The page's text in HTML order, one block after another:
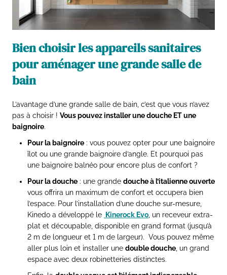
Bien choisir les appareils sanitaires
pour aménager une grande salle de
bain
L’avantage d’une grande salle de bain, c’est que vous n’avez
pas à choisir ! Vous pouvez installer une douche ET une
baignoire.
Pour la baignoire : vous pouvez opter pour une baignoire
îlot ou une grande baignoire d’angle. Et pourquoi pas
une baignoire balnéo pour encore plus de confort ?
Pour la douche : une grande douche à l’italienne ouverte
vous offrira un maximum de confort et occupera bien
l’espace. Pour l’installation d’une douche sur-mesure,
Kinedo a développé le
Kinerock Evo, un receveur extra-
plat et découpable, disponible en grand format (jusqu’à
2 m de longueur et 1 m de largeur). Vous pouvez même
aller plus loin et installer une double douche, un grand
espace avec deux robinetteries distinctes.